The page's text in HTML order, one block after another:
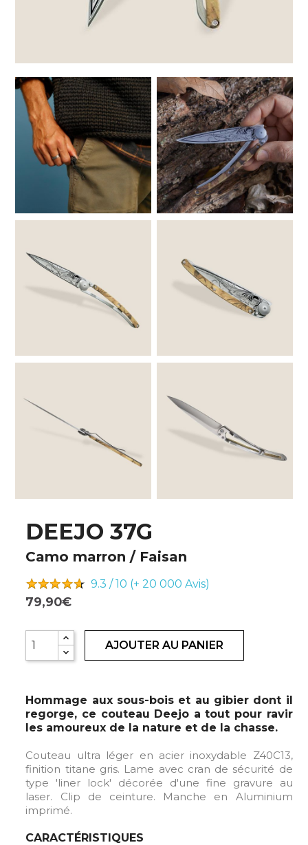
DEEJO 37G
Camo marron / Faisan
9.3 / 10 (+ 20 000 Avis)
79,90€
AJOUTER AU PANIER
Hommage aux sous-bois et au gibier dont il
regorge, ce couteau Deejo a tout pour ravir
les amoureux de la nature et de la chasse.
Couteau ultra léger en acier inoxydable Z40C13,
finition titane gris. Lame avec cran de sécurité de
type 'liner lock' décorée d'une fine gravure au
laser. Clip de ceinture. Manche en Aluminium
imprimé.
CARACTÉRISTIQUES